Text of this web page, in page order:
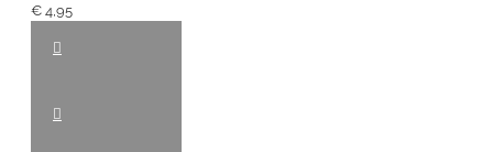
€ 4,95